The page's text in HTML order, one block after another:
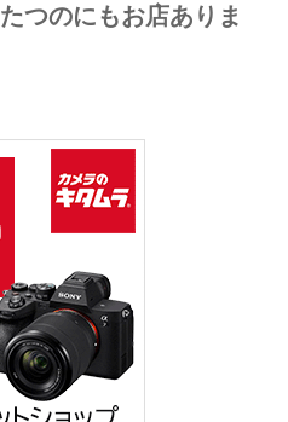
つのにもお店ありま